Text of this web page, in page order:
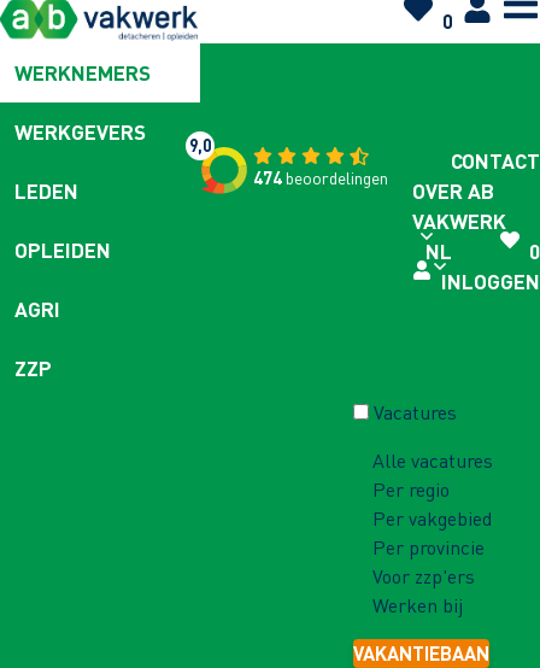
0
WERKNEMERS
WERKGEVERS
LEDEN
OPLEIDEN
AGRI
ZZP
9,0
474beoordelingen
CONTACT
OVER AB
VAKWERK
NL
0
INLOGGEN
Vacatures
Alle vacatures
Per regio
Per vakgebied
Per provincie
Voor zzp'ers
Werken bij
VAKANTIEBAAN